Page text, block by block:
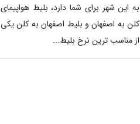
به این شهر برای شما دارد، بلیط هواپیمای
کلن به اصفهان و بلیط اصفهان به کلن یکی
از مناسب ترین نرخ بلیط...